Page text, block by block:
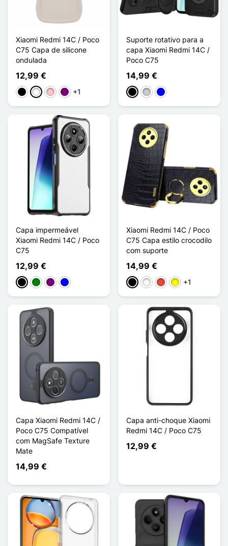
Xiaomi Redmi 14C / Poco
C75 Capa de silicone
ondulada
12,99 €
PretoBrancoRosaPúrpura
+1
Suporte rotativo para a
capa Xiaomi Redmi 14C /
Poco C75
14,99 €
PretoPrataAzul
Capa impermeável
Xiaomi Redmi 14C / Poco
C75
12,99 €
PretoVerdePúrpura
Azul
Xiaomi Redmi 14C / Poco
C75 Capa estilo crocodilo
com suporte
14,99 €
PretoBrancoVermelho
Amarelo
+1
Capa Xiaomi Redmi 14C /
Poco C75 Compatível
com MagSafe Texture
Mate
14,99 €
Capa anti-choque Xiaomi
Redmi 14C / Poco C75
12,99 €